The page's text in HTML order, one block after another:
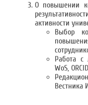
О повышении
активности
Выбор
Работа с
WoS,
Вестника